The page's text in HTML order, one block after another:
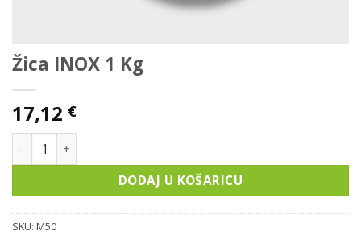
Žica INOX 1 Kg
17,12 €
Žica INOX 1 Kg količina
DODAJ U KOŠARICU
SKU: M50